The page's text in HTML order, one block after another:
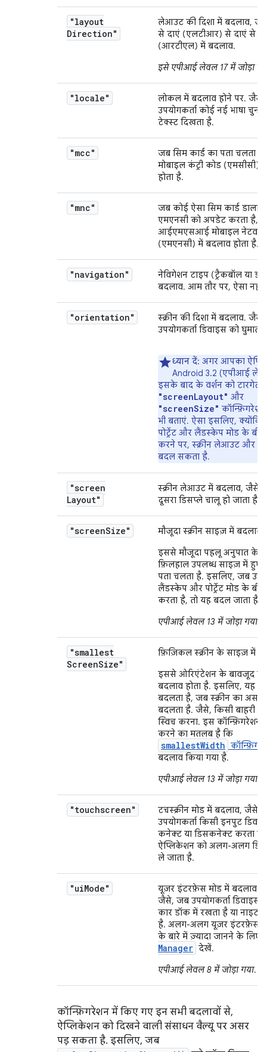
"layout
Direction"
लेआउट की दिशा में बदलाव,
से दाएं (एलटीआर) से दाएं से
(आरटीएल) में बदलाव.
इसे एपीआई लेवल 17 में जोड़ा
"locale"
लोकल में बदलाव होने पर.
उपयोगकर्ता कोई नई भाषा
टेक्स्ट दिखता है.
"mcc"
जब सिम कार्ड का पता चलता
मोबाइल कंट्री कोड (एमसीसी)
होता है.
"mnc"
जब कोई ऐसा सिम कार्ड डाला
एमएनसी को अपडेट करता है,
आईएमएसआई मोबाइल नेटवर्क
(एमएनसी) में बदलाव होता है.
"navigation"
नेविगेशन टाइप (ट्रैकबॉल या
बदलाव. आम तौर पर, ऐसा नहीं
"orientation"
स्क्रीन की दिशा में बदलाव.
उपयोगकर्ता डिवाइस को घुमाता
ध्यान दें: अगर आपका
Android 3.2 (एपीआई
इसके बाद के वर्शन को टारगेट
"screenLayout" और
"screenSize"
भी बताएं. ऐसा इसलिए, क्योंकि
पोर्ट्रेट और लैंडस्केप मोड के बीच
करने पर, स्क्रीन लेआउट और
बदल सकता है.
"screen
Layout"
स्क्रीन लेआउट में बदलाव, जैसे
दूसरा डिसप्ले चालू हो जाता है.
"screenSize"
मौजूदा स्क्रीन साइज़ में बदलाव.
इससे मौजूदा पहलू अनुपात के
फ़िलहाल उपलब्ध साइज़ में हुए
पता चलता है. इसलिए, जब
लैंडस्केप और पोर्ट्रेट मोड के बीच
करता है, तो यह बदल जाता है.
एपीआई लेवल 13 में जोड़ा गया
"smallest
ScreenSize"
फ़िज़िकल स्क्रीन के साइज़ में
इससे ओरिएंटेशन के बावजूद
बदलाव होता है. इसलिए, यह
बदलता है, जब स्क्रीन का
बदलता है. जैसे, किसी बाहरी
स्विच करना. इस कॉन्फ़िगरेशन
करने का मतलब है कि
smallestWidth
बदलाव किया गया है.
एपीआई लेवल 13 में जोड़ा गया
"touchscreen"
टचस्क्रीन मोड में बदलाव, जैसे
उपयोगकर्ता किसी इनपुट
कनेक्ट या डिसकनेक्ट करता है
ऐप्लिकेशन को अलग-अलग
ले जाता है.
"uiMode"
यूज़र इंटरफ़ेस मोड में बदलाव
जैसे, जब उपयोगकर्ता डिवाइस
कार डॉक में रखता है या नाइट
है. अलग-अलग यूज़र इंटरफ़ेस
के बारे में ज़्यादा जानने के लिए,
Manager देखें.
एपीआई लेवल 8 में जोड़ा गया.
कॉन्फ़िगरेशन में किए गए इन सभी बदलावों से,
ऐप्लिकेशन को दिखने वाली संसाधन वैल्यू पर असर
पड़ सकता है. इसलिए, जब